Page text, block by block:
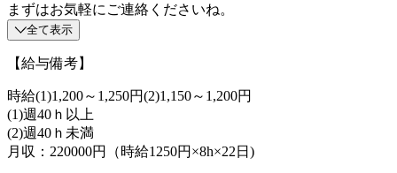
まずはお気軽にご連絡くださいね。
全て表示
【給与備考】
時給(1)1,200～1,250円(2)1,150～1,200円
(1)週40ｈ以上
(2)週40ｈ未満
月収：220000円（時給1250円×8h×22日)